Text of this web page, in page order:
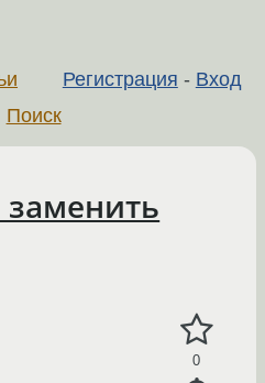
Регистрация - Вход
Поиск
0